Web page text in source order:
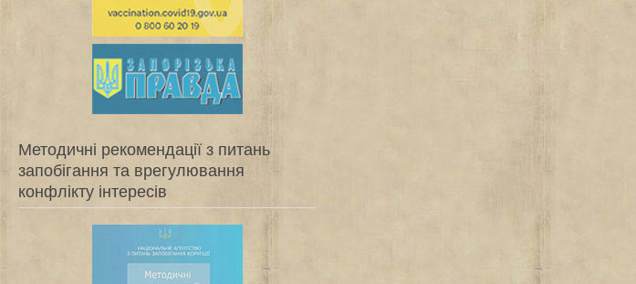
Методичні рекомендації з питань
запобігання та врегулювання
конфлікту інтересів